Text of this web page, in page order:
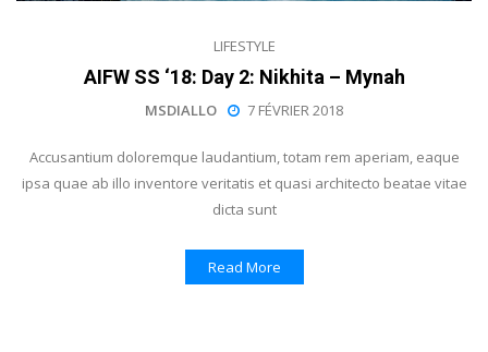
LIFESTYLE
AIFW SS ‘18: Day 2: Nikhita – Mynah
MSDIALLO 7 FÉVRIER 2018
Accusantium doloremque laudantium, totam rem aperiam, eaque
ipsa quae ab illo inventore veritatis et quasi architecto beatae vitae
dicta sunt
Read More